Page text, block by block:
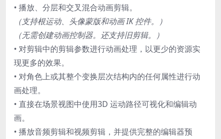
• 播放、分层和交叉混合动画剪辑。
（支持根运动、头像蒙版和动画 IK 控件。）
（无需创建动画控制器。还支持旧剪辑。）
• 对剪辑中的剪辑参数进行动画处理，以更少的资源实
现更多的效果。
• 对角色上或其整个变换层次结构内的任何属性进行动
画处理。
• 直接在场景视图中使用3D 运动路径可视化和编辑动
画。
• 播放音频剪辑和视频剪辑，并提供完整的编辑器预